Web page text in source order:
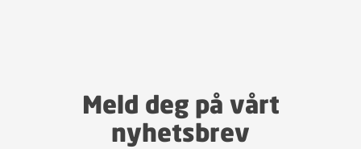
Meld deg på vårt
nyhetsbrev